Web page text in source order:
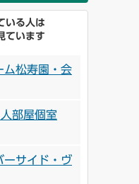
いる人は
ています
ム松寿園・会
部屋個室
サイド・ヴ